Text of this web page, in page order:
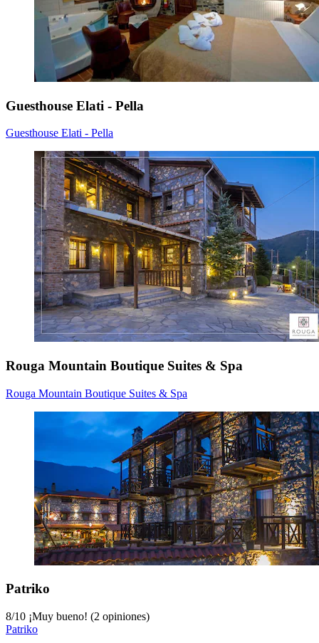
Guesthouse Elati - Pella
Guesthouse Elati - Pella
Rouga Mountain Boutique Suites & Spa
Rouga Mountain Boutique Suites & Spa
Patriko
8/10 ¡Muy bueno! (2 opiniones)
Patriko